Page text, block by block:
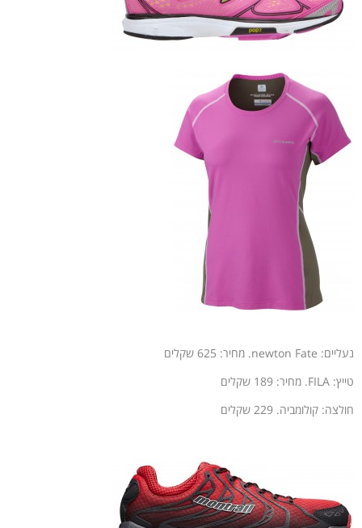
נעליים: newton Fate. מחיר: 625 שקלים
טייץ: FILA. מחיר: 189 שקלים
חולצה: קולומביה. 229 שקלים